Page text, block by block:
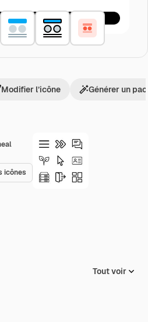
icônes
Modifier l’icône Générer un
Tout voir